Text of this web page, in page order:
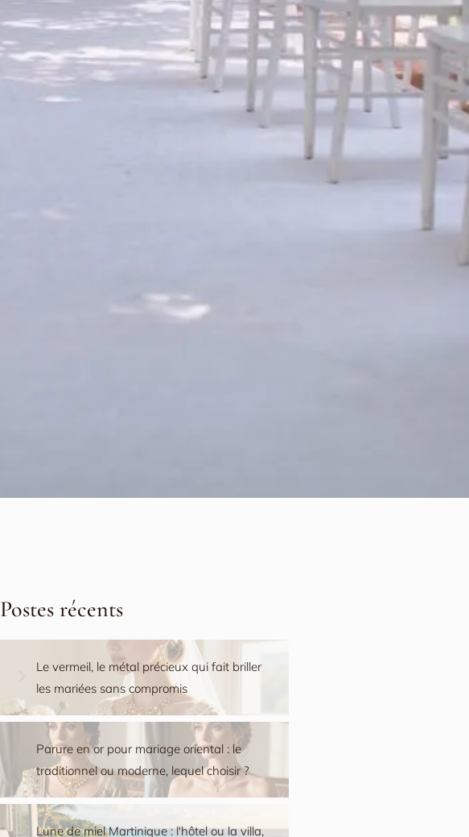
Postes récents
Le vermeil, le métal précieux qui fait briller
les mariées sans compromis
Parure en or pour mariage oriental : le
traditionnel ou moderne, lequel choisir ?
Lune de miel Martinique : l'hôtel ou la villa,